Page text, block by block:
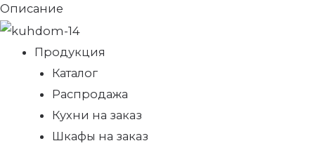
Описание
Продукция
Каталог
Распродажа
Кухни на заказ
Шкафы на заказ